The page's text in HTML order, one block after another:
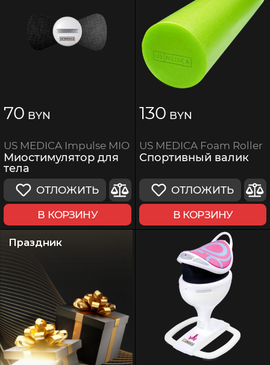
70 BYN
US MEDICA Impulse MIO
Миостимулятор для
тела
ОТЛОЖИТЬ
В КОРЗИНУ
130 BYN
US MEDICA Foam Roller
Спортивный валик
ОТЛОЖИТЬ
В КОРЗИНУ
Праздник